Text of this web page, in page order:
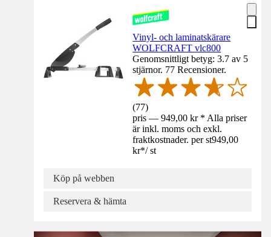
Vinyl- och laminatskärare
WOLFCRAFT vlc800
Genomsnittligt betyg: 3.7 av 5
stjärnor. 77 Recensioner.
(77)
pris — 949,00 kr * Alla priser
är inkl. moms och exkl.
fraktkostnader. per st949,00
kr*/ st
Köp på webben
Reservera & hämta